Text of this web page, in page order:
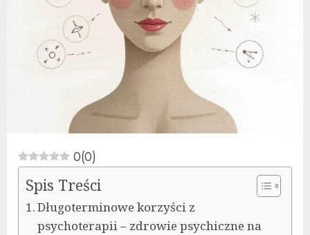
0(0)
Spis Treści
Długoterminowe korzyści z
psychoterapii – zdrowie psychiczne na